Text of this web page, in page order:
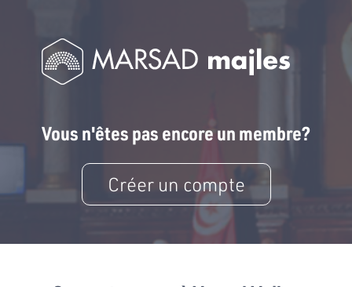
Vous n'êtes pas encore un membre?
Créer un compte